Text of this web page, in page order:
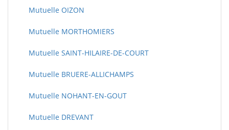
Mutuelle OIZON
Mutuelle MORTHOMIERS
Mutuelle SAINT-HILAIRE-DE-COURT
Mutuelle BRUERE-ALLICHAMPS
Mutuelle NOHANT-EN-GOUT
Mutuelle DREVANT